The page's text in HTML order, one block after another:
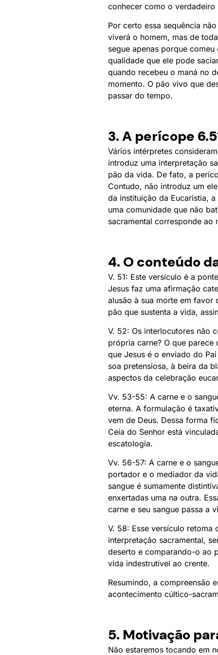
conhecer como o
Por certo essa sequência
viverá o homem, mas de
segue apenas porque
qualidade que ele pode
quando recebeu o maná no
momento. O pão vivo que
passar do tempo.
3. A perícope
Vários intérpretes
introduz uma interpretação
pão da vida. De fato, a
Contudo, não introduz um
da instituição da Eucaristia,
uma comunidade que não
sacramental corresponde
4. O conteúdo
V. 51: Este versículo é a
Jesus faz uma afirmação
alusão à sua morte em
pão que sustenta a vida,
V. 52: Os interlocutores não
própria carne? O que
que Jesus é o enviado do
soa pretensiosa, à beira da
aspectos da celebração
Vv. 53-55: A carne e o
eterna. A formulação é
vem de Deus. Dessa forma
Ceia do Senhor está
escatologia.
Vv. 56-57: A carne e o
portador e o mediador da
sangue é sumamente
enxertadas uma na outra.
carne e seu sangue passa a
V. 58: Esse versículo retoma
interpretação sacramental,
deserto e comparando-o ao
vida indestrutível ao crente.
Resumindo, a compreensão
acontecimento cúltico-
5. Motivação
Não estaremos tocando em